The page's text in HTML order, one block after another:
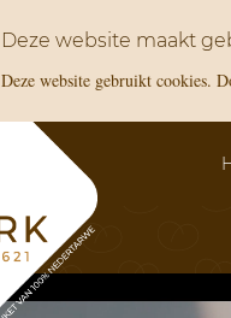
Deze website maakt
Deze website gebruikt cookies.